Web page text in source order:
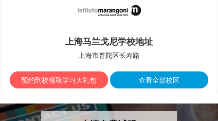
上海马兰戈尼学校地址
上海市普陀区长寿路
预约到校领取学习大礼包 查看全部校区